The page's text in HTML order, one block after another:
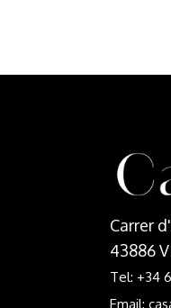
Carrer
43886
Tel: +34
Email: